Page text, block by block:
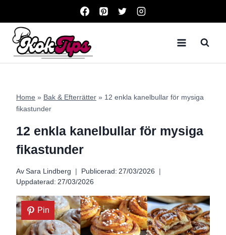
content
Home » Bak & Efterrätter » 12 enkla kanelbullar för mysiga
fikastunder
12 enkla kanelbullar för mysiga
fikastunder
Av Sara Lindberg Publicerad: 27/03/2026
Uppdaterad: 27/03/2026
Pin